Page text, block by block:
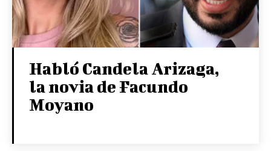
Habló Candela Arizaga,
la novia de Facundo
Moyano